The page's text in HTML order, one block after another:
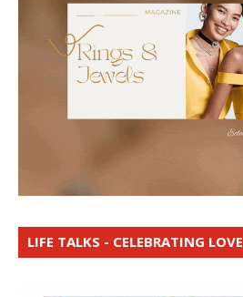
LIFE TALKS - CELEBRATING LOVE